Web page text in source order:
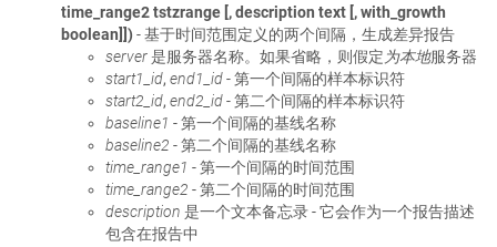
time_range2 tstzrange [, description text [, with_growth
boolean]]) - 基于时间范围定义的两个间隔，生成差异报告
server是服务器名称。如果省略，则假定 为本地服务器
start1_id, end1_id- 第一个间隔的样本标识符
start2_id, end2_id- 第二个间隔的样本标识符
baseline1 - 第一个间隔的基线名称
baseline2 - 第二个间隔的基线名称
time_range1 - 第一个间隔的时间范围
time_range2 - 第二个间隔的时间范围
description 是一个文本备忘录 - 它会作为一个报告描述
包含在报告中